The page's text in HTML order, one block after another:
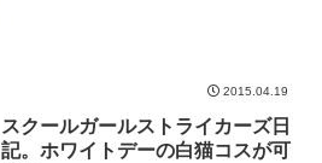
2015.04.19
スクールガールストライカーズ日
記。ホワイトデーの白猫コスが可